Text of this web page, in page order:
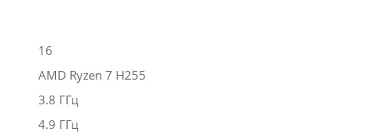
16
AMD Ryzen 7 H255
3.8 ГГц
4.9 ГГц